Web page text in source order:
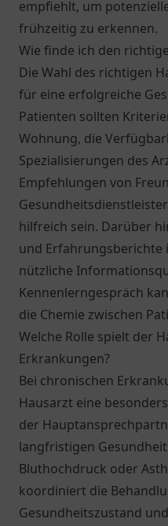
empfiehlt, um
frühzeitig zu erkennen.
Wie finde ich den
Die Wahl des richtigen
für eine erfolgreiche
Patienten sollten
Wohnung, die
Spezialisierungen des
Empfehlungen von
hilfreich sein. Darüber
und Erfahrungsberichte
nützliche
Kennenlerngespräch
die Chemie zwischen
Welche Rolle spielt der
Erkrankungen?
Bei chronischen
Hausarzt eine
der
langfristigen
Bluthochdruck oder
koordiniert die
Gesundheitszustand